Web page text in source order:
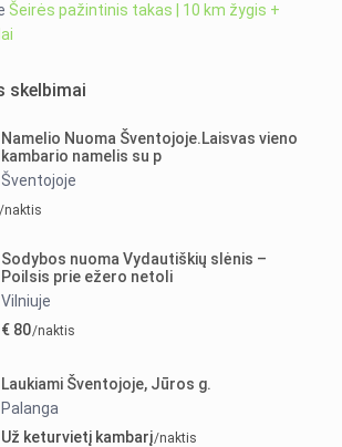
Šeirės pažintinis takas | 10 km žygis +
skelbimai
Namelio Nuoma Šventojoje.Laisvas vieno
kambario namelis su p
Šventojoje
/naktis
Sodybos nuoma Vydautiškių slėnis –
Poilsis prie ežero netoli
Vilniuje
€ 80/naktis
Laukiami Šventojoje, Jūros g.
Palanga
Už keturvietį kambarį/naktis